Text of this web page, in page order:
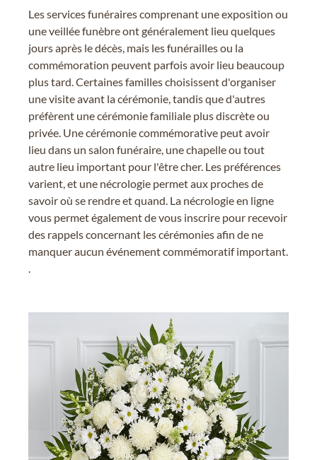
Les services funéraires comprenant une exposition ou
une veillée funèbre ont généralement lieu quelques
jours après le décès, mais les funérailles ou la
commémoration peuvent parfois avoir lieu beaucoup
plus tard. Certaines familles choisissent d'organiser
une visite avant la cérémonie, tandis que d'autres
préfèrent une cérémonie familiale plus discrète ou
privée. Une cérémonie commémorative peut avoir
lieu dans un salon funéraire, une chapelle ou tout
autre lieu important pour l'être cher. Les préférences
varient, et une nécrologie permet aux proches de
savoir où se rendre et quand. La nécrologie en ligne
vous permet également de vous inscrire pour recevoir
des rappels concernant les cérémonies afin de ne
manquer aucun événement commémoratif important.